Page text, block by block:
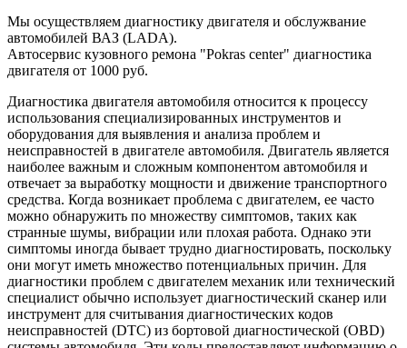
Мы осуществляем диагностику двигателя и обслужвание
автомобилей ВАЗ (LADA).
Автосервис кузовного ремона "Pokras center" диагностика
двигателя от 1000 руб.
Диагностика двигателя автомобиля относится к процессу
использования специализированных инструментов и
оборудования для выявления и анализа проблем и
неисправностей в двигателе автомобиля. Двигатель является
наиболее важным и сложным компонентом автомобиля и
отвечает за выработку мощности и движение транспортного
средства. Когда возникает проблема с двигателем, ее часто
можно обнаружить по множеству симптомов, таких как
странные шумы, вибрации или плохая работа. Однако эти
симптомы иногда бывает трудно диагностировать, поскольку
они могут иметь множество потенциальных причин. Для
диагностики проблем с двигателем механик или технический
специалист обычно использует диагностический сканер или
инструмент для считывания диагностических кодов
неисправностей (DTC) из бортовой диагностической (OBD)